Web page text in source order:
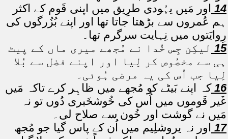
14 اور مَیں یہُودی طرِیق میں اپنی قَوم کے اکثر
ہم عُمروں سے بڑھتا جاتا تھا اور اپنے بُزُرگوں کی
رِوایَتوں میں نِہایت سرگرم تھا۔
15 لیکِن جِس خُدا نے مُجھے میری ماں کے پیٹ
ہی سے مخصُوص کر لِیا اور اپنے فضل سے بُلا
لِیا جب اُس کی یہ مرضی ہُوئی۔
16 کہ اپنے بَیٹے کو مُجھے میں ظاہِر کرے تاکہ مَیں
غَیر قَوموں میں اُس کی خُوشخَبری دُوں تو نہ
مَیں نے گوشت اور خُون سے صلاح لی۔
17 اور نہ یروشلِیم میں اُن کے پاس گیا جو مُجھ